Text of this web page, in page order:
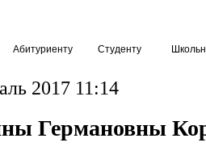
Абитуриенту Студенту
2017 11:14
Германовны